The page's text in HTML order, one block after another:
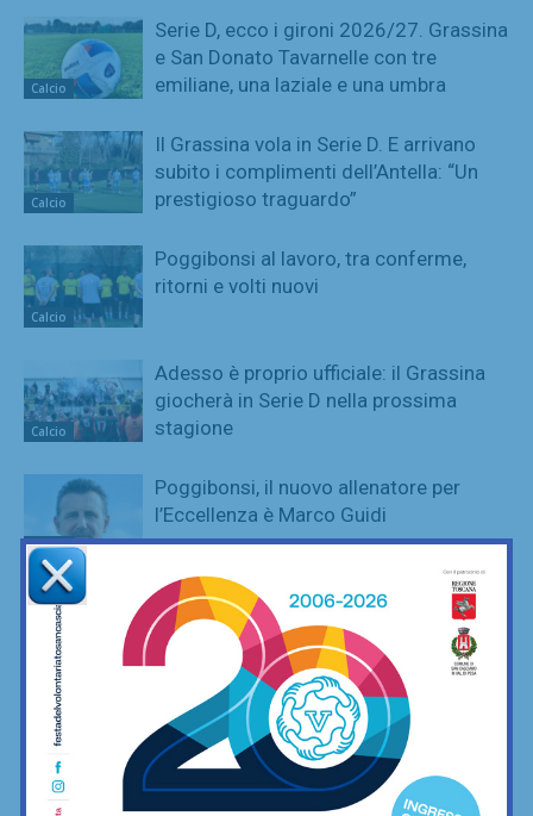
Calcio
Serie D, ecco i gironi 2026/27. Grassina
e San Donato Tavarnelle con tre
emiliane, una laziale e una umbra
Calcio
Il Grassina vola in Serie D. E arrivano
subito i complimenti dell’Antella: “Un
prestigioso traguardo”
Calcio
Poggibonsi al lavoro, tra conferme,
ritorni e volti nuovi
Calcio
Adesso è proprio ufficiale: il Grassina
giocherà in Serie D nella prossima
stagione
Calcio
Poggibonsi, il nuovo allenatore per
l’Eccellenza è Marco Guidi
Calcio
È ripescaggio: il Grassina fa festa e
torna in Serie D dopo 5 anni
Calcio
Poggibonsi, prime mosse: Fusci
confermato direttore tecnico. In serata
presentazione del nuovo allenatore